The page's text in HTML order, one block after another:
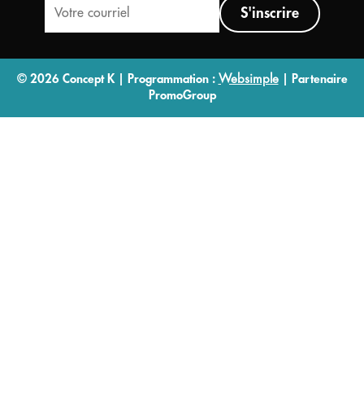
S'inscrire
© 2026 Concept K | Programmation : Websimple| Partenaire
PromoGroup